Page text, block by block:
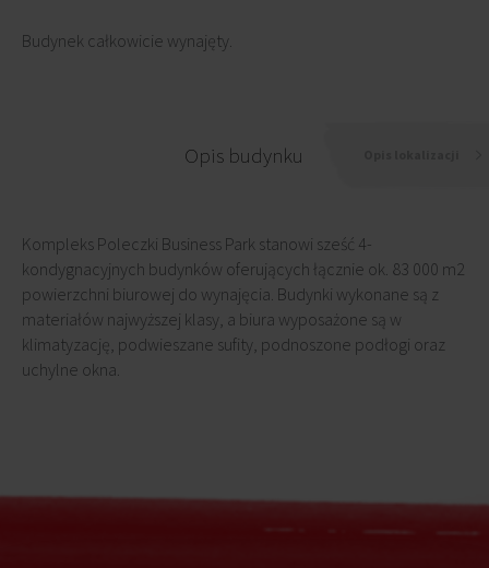
Budynek całkowicie wynajęty.
Opis budynku
Kompleks Poleczki Business Park stanowi sześć 4-
kondygnacyjnych budynków oferujących łącznie ok. 83 000 m2
powierzchni biurowej do wynajęcia. Budynki wykonane są z
materiałów najwyższej klasy, a biura wyposażone są w
klimatyzację, podwieszane sufity, podnoszone podłogi oraz
uchylne okna.